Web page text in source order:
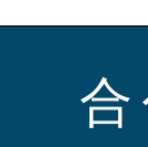
合